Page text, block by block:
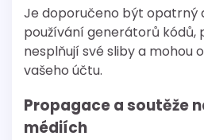
Je doporučeno být opatrný
používání generátorů kódů,
nesplňují své sliby a mohou
vašeho účtu.
Propagace a soutěže
médiích